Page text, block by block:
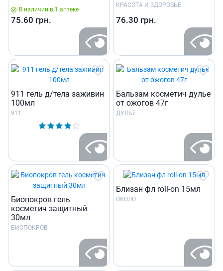
В наличии в 1 аптеке
75.60 грн.
КРАСОТА И ЗДОРОВЬЕ
76.30 грн.
911 гель д/тела заживин
100мл
911
Бальзам косметич дулье
от ожогов 47г
ДУЛЬЕ
Биопокров гель
косметич защитный
30мл
БИОПОКРОВ
Близан фл roll-on 15мл
ОКОЛО